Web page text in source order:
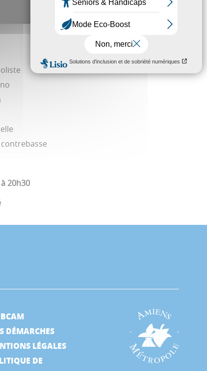
20h30
DÉMARCHES
LÉGALES
DE